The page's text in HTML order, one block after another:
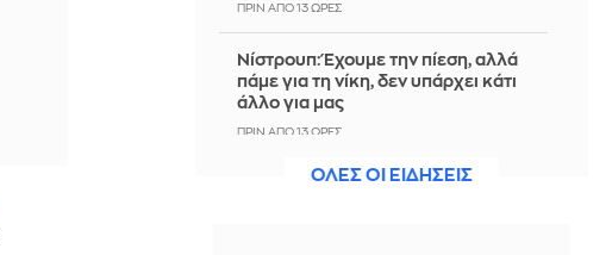
ΠΡΙΝ ΑΠΌ 13 ΏΡΕΣ
Νίστρουπ: Έχουμε την πίεση, αλλά
πάμε για τη νίκη, δεν υπάρχει κάτι
άλλο για μας
ΠΡΙΝ ΑΠΌ 13 ΏΡΕΣ
Άννα Πρέλεβιτς: Το τρυφερό
ΟΛΕΣ ΟΙ ΕΙΔΗΣΕΙΣ